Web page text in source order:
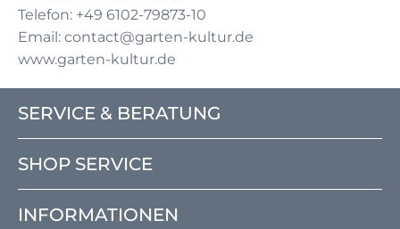
Telefon: +49 6102-79873-10
Email: contact@garten-kultur.de
www.garten-kultur.de
SERVICE & BERATUNG
SHOP SERVICE
INFORMATIONEN